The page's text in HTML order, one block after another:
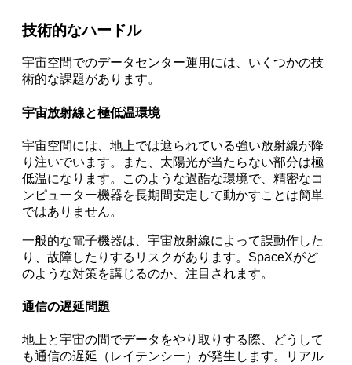
技術的なハードル
宇宙空間でのデータセンター運用には、いくつかの技
術的な課題があります。
宇宙放射線と極低温環境
宇宙空間には、地上では遮られている強い放射線が降
り注いでいます。また、太陽光が当たらない部分は極
低温になります。このような過酷な環境で、精密なコ
ンピューター機器を長期間安定して動かすことは簡単
ではありません。
一般的な電子機器は、宇宙放射線によって誤動作した
り、故障したりするリスクがあります。SpaceXがど
のような対策を講じるのか、注目されます。
通信の遅延問題
地上と宇宙の間でデータをやり取りする際、どうして
も通信の遅延（レイテンシー）が発生します。リアル